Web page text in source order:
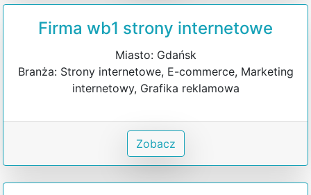
Firma wb1 strony internetowe
Miasto: Gdańsk
Branża: Strony internetowe, E-commerce, Marketing
internetowy, Grafika reklamowa
Zobacz